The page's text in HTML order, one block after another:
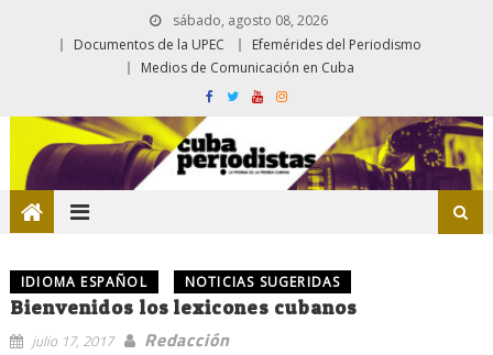
sábado, agosto 08, 2026
Documentos de la UPEC
Efemérides del Periodismo
Medios de Comunicación en Cuba
IDIOMA ESPAÑOL NOTICIAS SUGERIDAS
Bienvenidos los lexicones cubanos
julio 17, 2017
Redacción